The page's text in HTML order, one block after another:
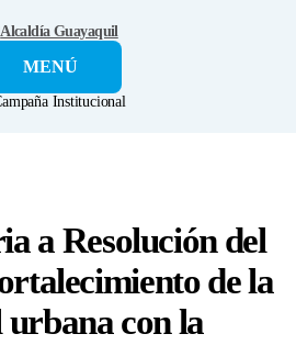
MENÚ
a Resolución del
de la
con la